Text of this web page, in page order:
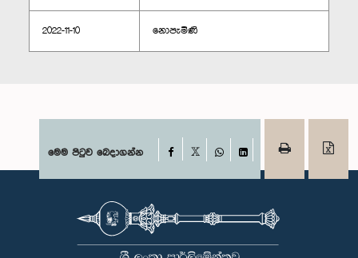
2022-11-10 නොපැමිණි
මෙම පිටුව බෙදාගන්න Facebook
WhatsAppLinkedIn